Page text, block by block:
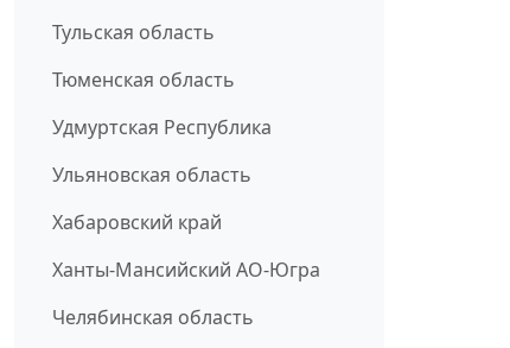
Тульская область
Тюменская область
Удмуртская Республика
Ульяновская область
Хабаровский край
Ханты-Мансийский АО-Югра
Челябинская область